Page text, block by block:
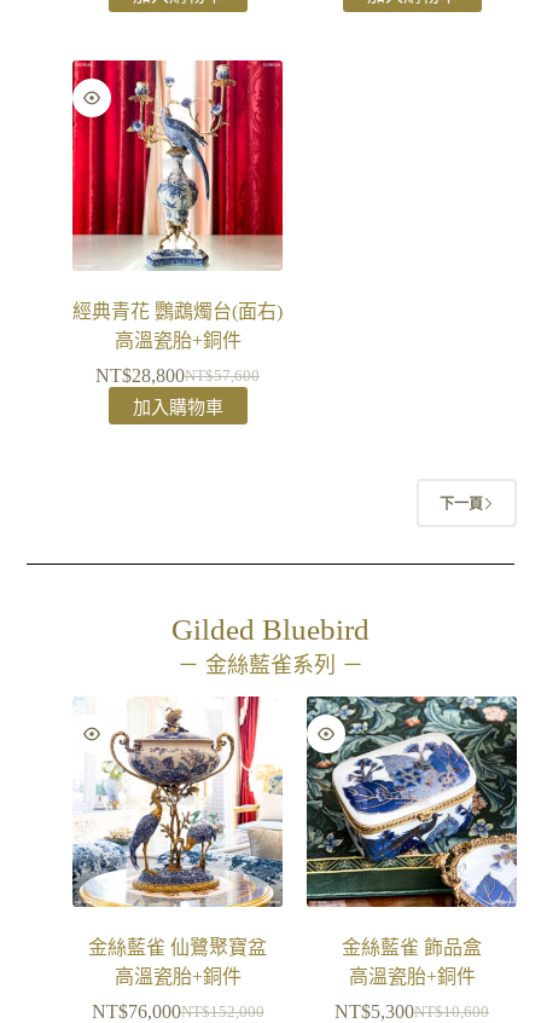
經典青花 鸚鵡燭台(面右)
高溫瓷胎+銅件
NT$57,600
NT$28,800
加入購物車
下一頁
Gilded Bluebird
－ 金絲藍雀系列 －
金絲藍雀 仙鷺聚寶盆
高溫瓷胎+銅件
NT$152,000
NT$76,000
金絲藍雀 飾品盒
高溫瓷胎+銅件
NT$10,600
NT$5,300